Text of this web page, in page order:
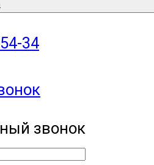
34
звонок